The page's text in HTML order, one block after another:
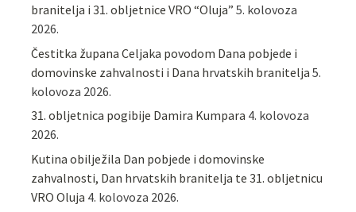
branitelja i 31. obljetnice VRO “Oluja” 5. kolovoza
2026.
Čestitka župana Celjaka povodom Dana pobjede i
domovinske zahvalnosti i Dana hrvatskih branitelja 5.
kolovoza 2026.
31. obljetnica pogibije Damira Kumpara 4. kolovoza
2026.
Kutina obilježila Dan pobjede i domovinske
zahvalnosti, Dan hrvatskih branitelja te 31. obljetnicu
VRO Oluja 4. kolovoza 2026.